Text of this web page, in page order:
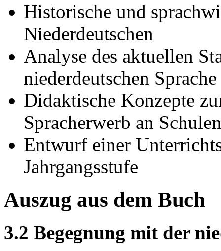
Historische und
Niederdeutschen
Analyse des aktuellen
niederdeutschen Sprache
Didaktische Konzepte
Spracherwerb an Schulen
Entwurf einer
Jahrgangsstufe
Auszug aus dem Buch
3.2 Begegnung mit der